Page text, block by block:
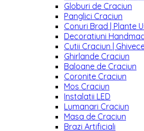
Globuri de Craciun
Panglici Craciun
Conuri Brad | Plante
Decoratiuni
Cutii Craciun |
Ghirlande Craciun
Baloane de Craciun
Coronite Craciun
Mos Craciun
Instalatii LED
Lumanari Craciun
Masa de Craciun
Brazi Artificiali